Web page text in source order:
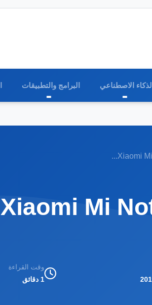
الذكاء الاصطناعي البرامج والتطبيقات
وقت القراءة
1 دقائق